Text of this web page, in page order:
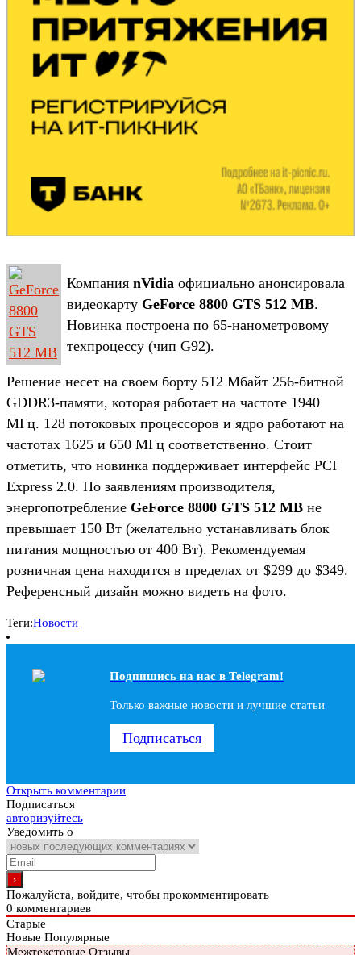
Компания nVidia официально анонсировала
видеокарту GeForce 8800 GTS 512 MB.
Новинка построена по 65-нанометровому
техпроцессу (чип G92).
Решение несет на своем борту 512 Мбайт 256-битной
GDDR3-памяти, которая работает на частоте 1940
МГц. 128 потоковых процессоров и ядро работают на
частотах 1625 и 650 МГц соответственно. Стоит
отметить, что новинка поддерживает интерфейс PCI
Express 2.0. По заявлениям производителя,
энергопотребление GeForce 8800 GTS 512 MB не
превышает 150 Вт (желательно устанавливать блок
питания мощностью от 400 Вт). Рекомендуемая
розничная цена находится в пределах от $299 до $349.
Референсный дизайн можно видеть на фото.
Теги:Новости
Подпишись на наc в Telegram!
Только важные новости и лучшие статьи
Подписаться
Открыть комментарии
Подписаться
авторизуйтесь
Уведомить о
Пожалуйста, войдите, чтобы прокомментировать
0 комментариев
Старые
Новые Популярные
Межтекстовые Отзывы